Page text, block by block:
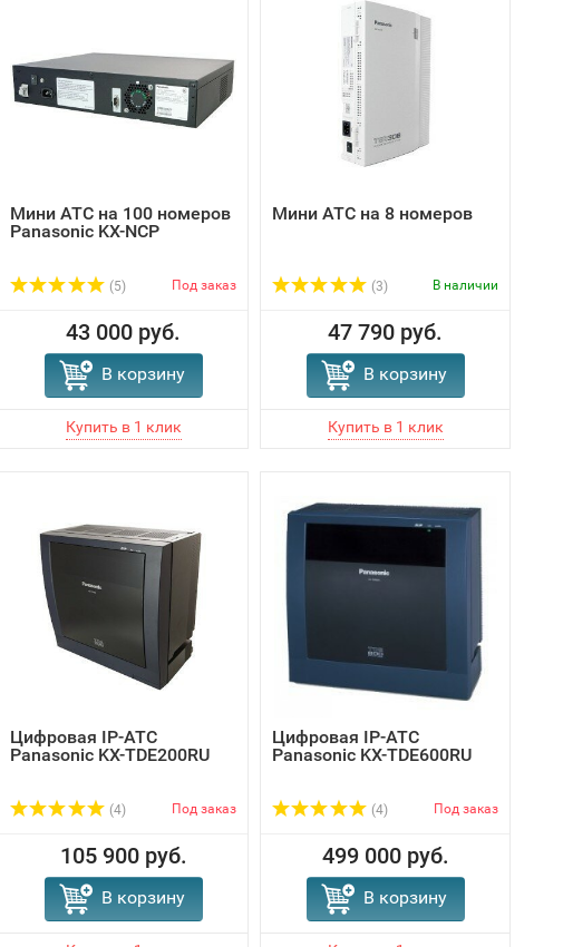
Мини АТС на 100 номеров
Panasonic KX-NCP
(5) Под заказ
43 000 руб.
В корзину
Мини АТС на 8 номеров
(3) В наличии
47 790 руб.
В корзину
Цифровая IP-АТС
Panasonic KX-TDE200RU
(4) Под заказ
105 900 руб.
В корзину
Цифровая IP-АТС
Panasonic KX-TDE600RU
(4) Под заказ
499 000 руб.
В корзину